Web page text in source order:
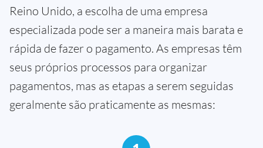
Reino Unido, a escolha de uma empresa
especializada pode ser a maneira mais barata e
rápida de fazer o pagamento. As empresas têm
seus próprios processos para organizar
pagamentos, mas as etapas a serem seguidas
geralmente são praticamente as mesmas: